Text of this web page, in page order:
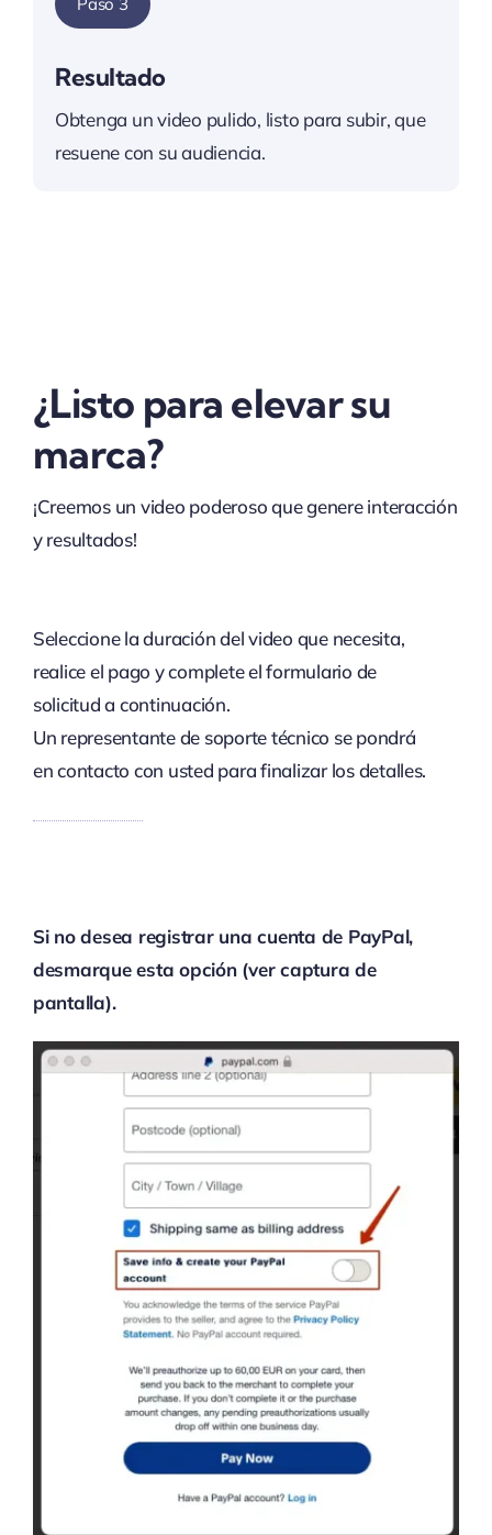
Resultado
Obtenga un video pulido, listo para subir, que
resuene con su audiencia.
¿Listo para elevar su
marca?
¡Creemos un video poderoso que genere interacción
y resultados!
Seleccione la duración del video que necesita,
realice el pago y complete el formulario de
solicitud a continuación.
Un representante de soporte técnico se pondrá
en contacto con usted para finalizar los detalles.
Si no desea registrar una cuenta de PayPal,
desmarque esta opción (ver captura de
pantalla).